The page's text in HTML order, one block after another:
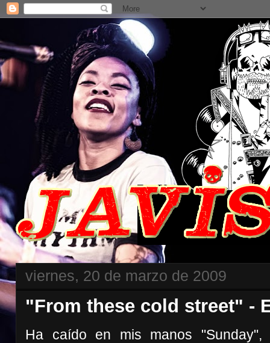
viernes, 20 de marzo de 2009
"From these cold street" -
Ha caído en mis manos